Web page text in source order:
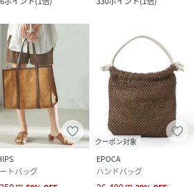
トバッグ
クーポン対象
EPOCA
ハンドバッグ